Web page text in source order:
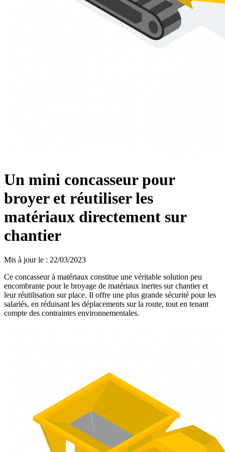
Un mini concasseur pour
broyer et réutiliser les
matériaux directement sur
chantier
Mis à jour le : 22/03/2023
Ce concasseur à matériaux constitue une véritable solution peu
encombrante pour le broyage de matériaux inertes sur chantier et
leur réutilisation sur place. Il offre une plus grande sécurité pour les
salariés, en réduisant les déplacements sur la route, tout en tenant
compte des contraintes environnementales.